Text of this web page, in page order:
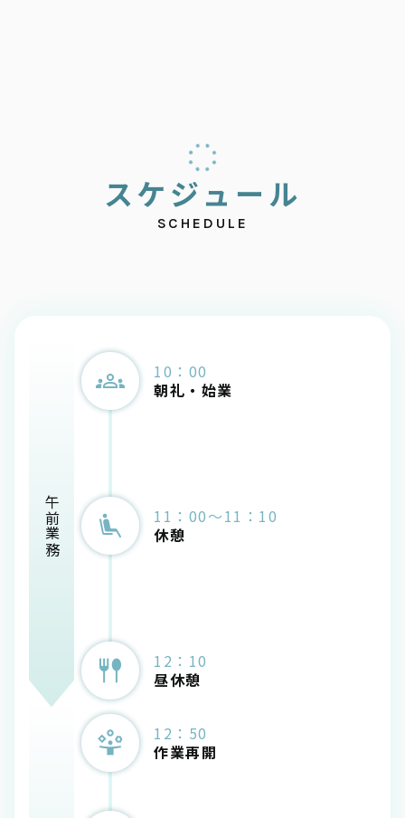
スケジュ ール
SCHEDULE
午前業務
10：00
朝礼・始業
11：00～11：10
休憩
12：10
昼休憩
12：50
作業再開